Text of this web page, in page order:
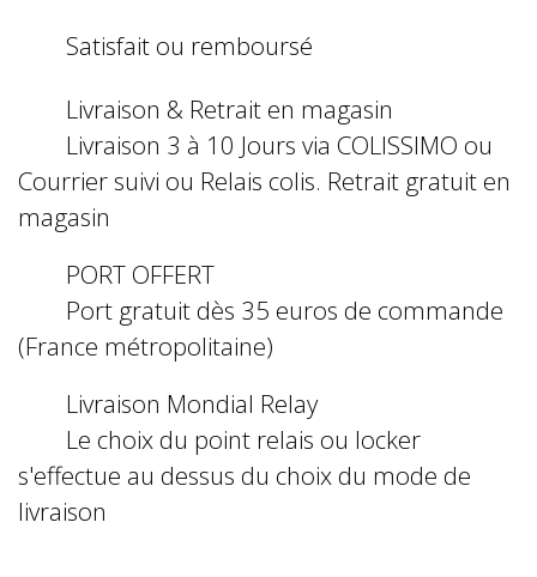
Satisfait ou remboursé
Livraison & Retrait en magasin
Livraison 3 à 10 Jours via COLISSIMO ou
Courrier suivi ou Relais colis. Retrait gratuit en
magasin
PORT OFFERT
Port gratuit dès 35 euros de commande
(France métropolitaine)
Livraison Mondial Relay
Le choix du point relais ou locker
s'effectue au dessus du choix du mode de
livraison